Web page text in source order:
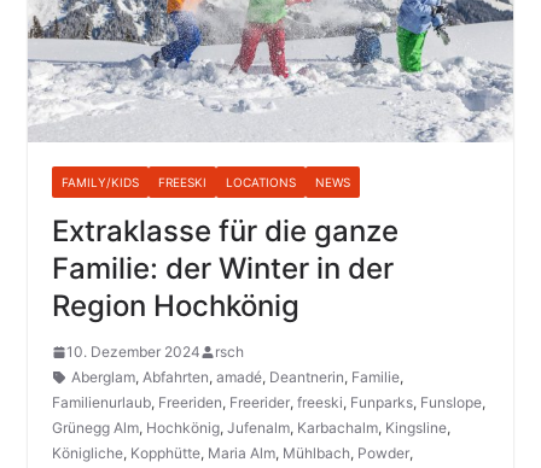
FAMILY/KIDS FREESKI LOCATIONS NEWS
Extraklasse für die ganze
Familie: der Winter in der
Region Hochkönig
10. Dezember 2024
rsch
Aberglam, Abfahrten, amadé, Deantnerin, Familie,
Familienurlaub, Freeriden, Freerider, freeski, Funparks, Funslope,
Grünegg Alm, Hochkönig, Jufenalm, Karbachalm, Kingsline,
Königliche, Kopphütte, Maria Alm, Mühlbach, Powder,